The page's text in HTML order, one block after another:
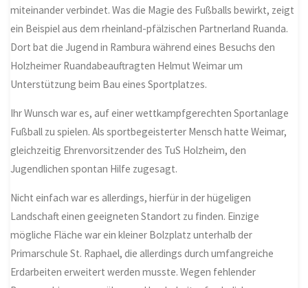
miteinander verbindet. Was die Magie des Fußballs bewirkt, zeigt
ein Beispiel aus dem rheinland-pfälzischen Partnerland Ruanda.
Dort bat die Jugend in Rambura während eines Besuchs den
Holzheimer Ruandabeauftragten Helmut Weimar um
Unterstützung beim Bau eines Sportplatzes.
Ihr Wunsch war es, auf einer wettkampfgerechten Sportanlage
Fußball zu spielen. Als sportbegeisterter Mensch hatte Weimar,
gleichzeitig Ehrenvorsitzender des TuS Holzheim, den
Jugendlichen spontan Hilfe zugesagt.
Nicht einfach war es allerdings, hierfür in der hügeligen
Landschaft einen geeigneten Standort zu finden. Einzige
mögliche Fläche war ein kleiner Bolzplatz unterhalb der
Primarschule St. Raphael, die allerdings durch umfangreiche
Erdarbeiten erweitert werden musste. Wegen fehlender